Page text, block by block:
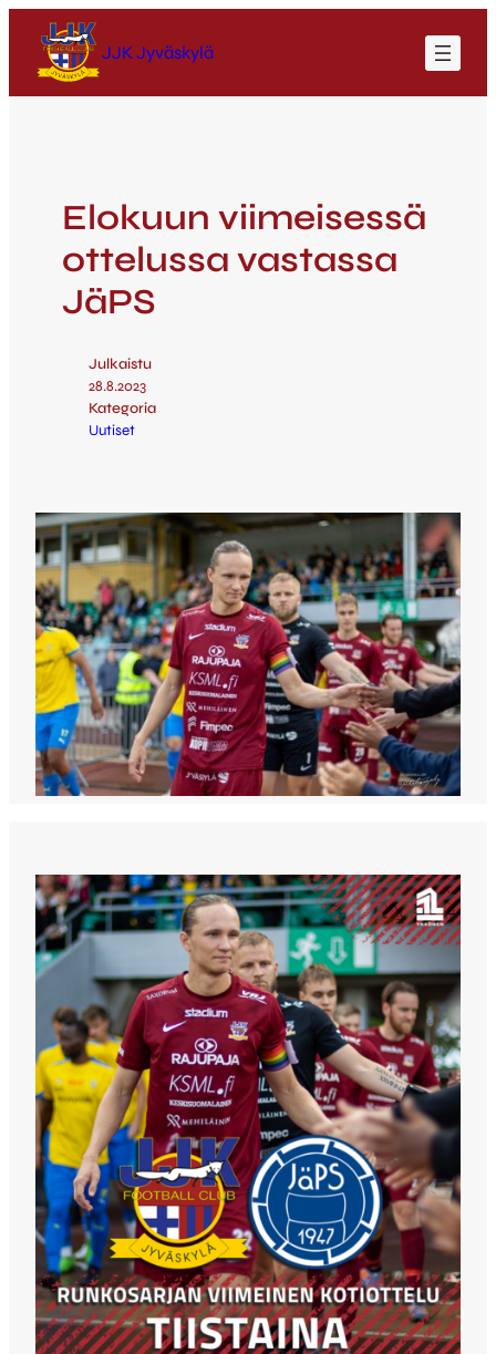
JJK Jyväskylä
Elokuun viimeisessä
ottelussa vastassa
JäPS
Julkaistu
28.8.2023
Kategoria
Uutiset